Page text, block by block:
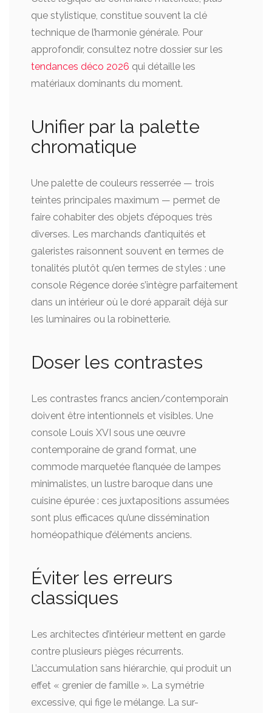
que stylistique, constitue souvent la clé
technique de l’harmonie générale. Pour
approfondir, consultez notre dossier sur les
tendances déco 2026 qui détaille les
matériaux dominants du moment.
Unifier par la palette
chromatique
Une palette de couleurs resserrée — trois
teintes principales maximum — permet de
faire cohabiter des objets d’époques très
diverses. Les marchands d’antiquités et
galeristes raisonnent souvent en termes de
tonalités plutôt qu’en termes de styles : une
console Régence dorée s’intègre parfaitement
dans un intérieur où le doré apparaît déjà sur
les luminaires ou la robinetterie.
Doser les contrastes
Les contrastes francs ancien/contemporain
doivent être intentionnels et visibles. Une
console Louis XVI sous une œuvre
contemporaine de grand format, une
commode marquetée flanquée de lampes
minimalistes, un lustre baroque dans une
cuisine épurée : ces juxtapositions assumées
sont plus efficaces qu’une dissémination
homéopathique d’éléments anciens.
Éviter les erreurs
classiques
Les architectes d’intérieur mettent en garde
contre plusieurs pièges récurrents.
L’accumulation sans hiérarchie, qui produit un
effet « grenier de famille ». La symétrie
excessive, qui fige le mélange. La sur-